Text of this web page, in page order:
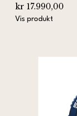
kr 17.990,00
Vis produkt